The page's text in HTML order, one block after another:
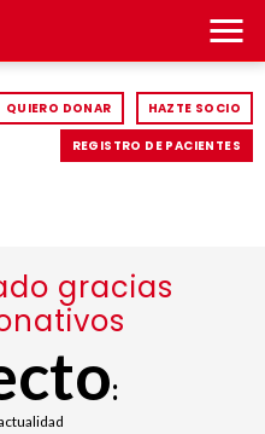
QUIERO DONAR HAZTE SOCIO
REGISTRO DE PACIENTES
gracias
: